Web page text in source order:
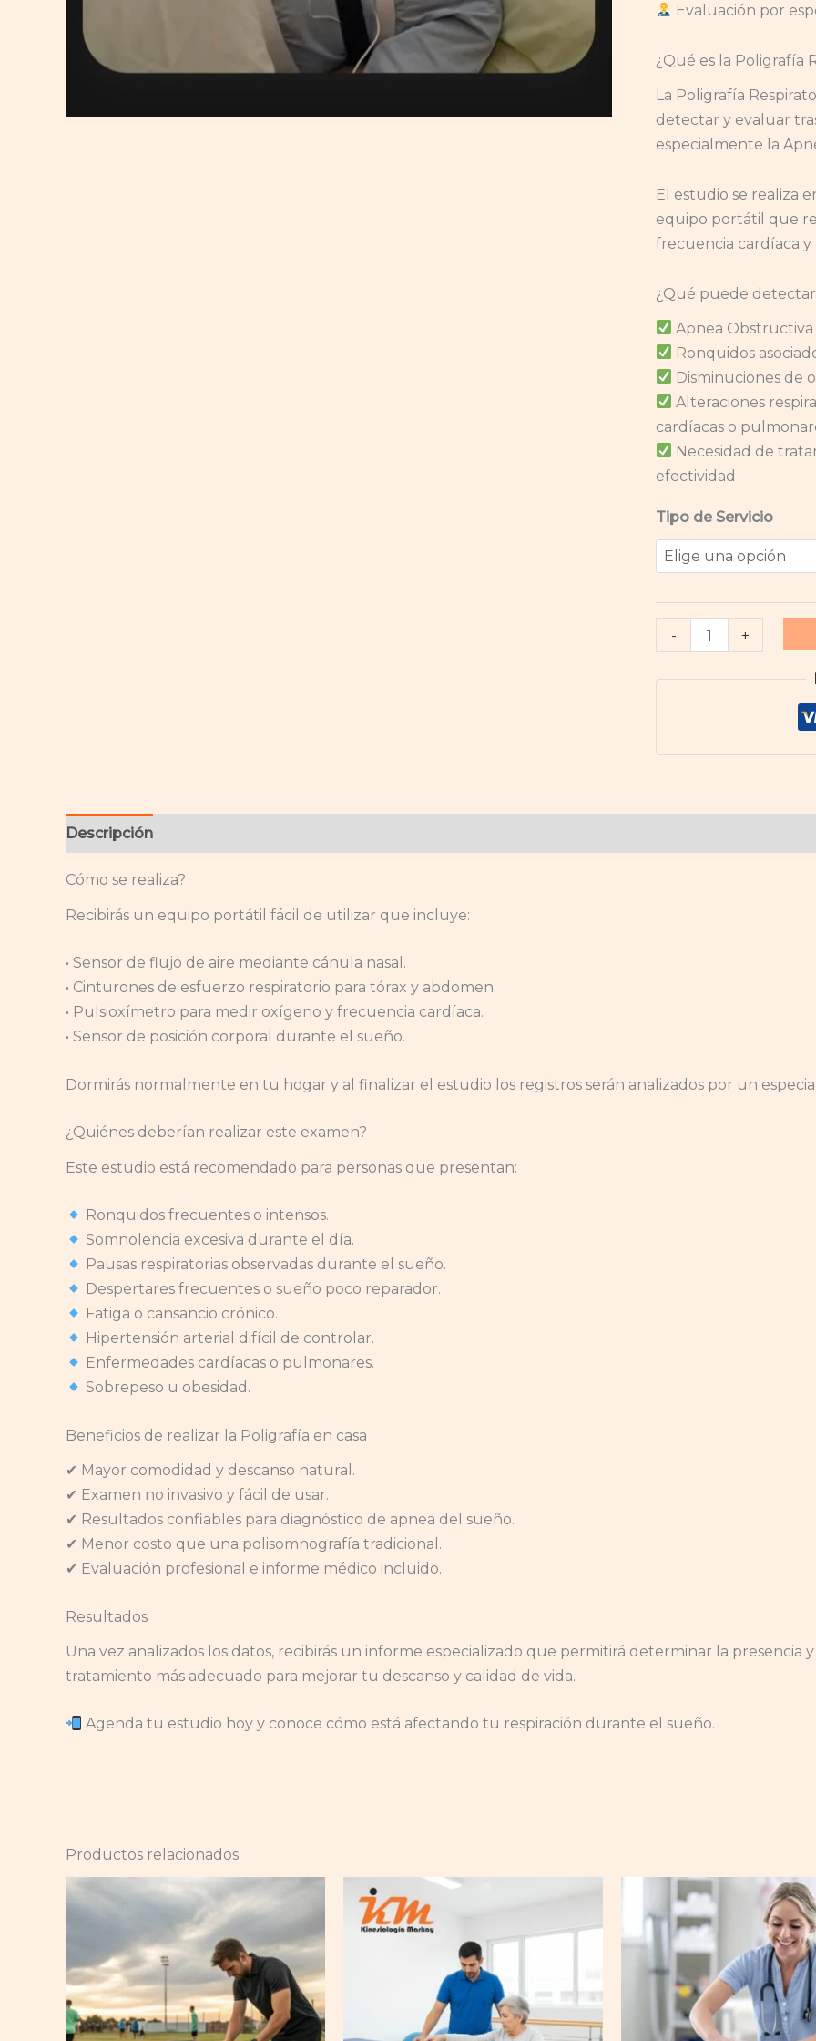
Evaluación por
¿Qué es la Poligrafía
La Poligrafía
detectar y evaluar
especialmente la
El estudio se realiza
equipo portátil que
frecuencia cardíaca y
¿Qué puede
Apnea Obstructiva
Ronquidos
Disminuciones de
Alteraciones
cardíacas o
Necesidad de
efectividad
Tipo de Servicio
- +
Descripción
Cómo se realiza?
Recibirás un equipo portátil fácil de utilizar que incluye:
• Sensor de flujo de aire mediante cánula nasal.
• Cinturones de esfuerzo respiratorio para tórax y abdomen.
• Pulsioxímetro para medir oxígeno y frecuencia cardíaca.
• Sensor de posición corporal durante el sueño.
Dormirás normalmente en tu hogar y al finalizar el estudio los registros serán analizados por un
¿Quiénes deberían realizar este examen?
Este estudio está recomendado para personas que presentan:
Ronquidos frecuentes o intensos.
Somnolencia excesiva durante el día.
Pausas respiratorias observadas durante el sueño.
Despertares frecuentes o sueño poco reparador.
Fatiga o cansancio crónico.
Hipertensión arterial difícil de controlar.
Enfermedades cardíacas o pulmonares.
Sobrepeso u obesidad.
Beneficios de realizar la Poligrafía en casa
✔ Mayor comodidad y descanso natural.
✔ Examen no invasivo y fácil de usar.
✔ Resultados confiables para diagnóstico de apnea del sueño.
✔ Menor costo que una polisomnografía tradicional.
✔ Evaluación profesional e informe médico incluido.
Resultados
Una vez analizados los datos, recibirás un informe especializado que permitirá determinar la presencia
tratamiento más adecuado para mejorar tu descanso y calidad de vida.
Agenda tu estudio hoy y conoce cómo está afectando tu respiración durante el sueño.
Productos relacionados
desde
producto
opciones